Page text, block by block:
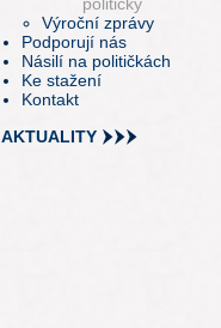
političky
Výroční zprávy
Podporují nás
Násilí na političkách
Ke stažení
Kontakt
AKTUALITY